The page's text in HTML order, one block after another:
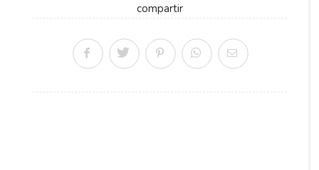
compartir